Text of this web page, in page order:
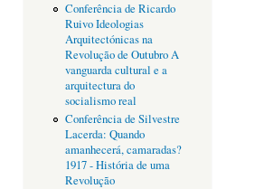
Conferência de Ricardo
Ruivo Ideologias
Arquitectónicas na
Revolução de Outubro A
vanguarda cultural e a
arquitectura do
socialismo real
Conferência de Silvestre
Lacerda: Quando
amanhecerá, camaradas?
1917 - História de uma
Revolução